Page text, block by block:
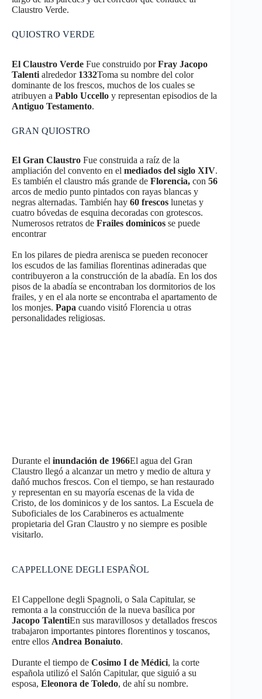
Claustro Verde.
QUIOSTRO VERDE
El Claustro Verde Fue construido porFray Jacopo
Talenti alrededor 1332Toma su nombre del color
dominante de los frescos, muchos de los cuales se
atribuyen a Pablo Uccello y representan episodios de la
Antiguo Testamento.
GRAN QUIOSTRO
El Gran Claustro Fue construida a raíz de la
ampliación del convento en el mediados del siglo XIV.
Es también el claustro más grande de Florencia, con 56
arcos de medio punto pintados con rayas blancas y
negras alternadas. También hay 60 frescos lunetas y
cuatro bóvedas de esquina decoradas con grotescos.
Numerosos retratos de Frailes dominicos se puede
encontrar
En los pilares de piedra arenisca se pueden reconocer
los escudos de las familias florentinas adineradas que
contribuyeron a la construcción de la abadía. En los dos
pisos de la abadía se encontraban los dormitorios de los
frailes, y en el ala norte se encontraba el apartamento de
los monjes. Papa cuando visitó Florencia u otras
personalidades religiosas.
Durante el inundación de 1966El agua del Gran
Claustro llegó a alcanzar un metro y medio de altura y
dañó muchos frescos. Con el tiempo, se han restaurado
y representan en su mayoría escenas de la vida de
Cristo, de los dominicos y de los santos. La Escuela de
Suboficiales de los Carabineros es actualmente
propietaria del Gran Claustro y no siempre es posible
visitarlo.
CAPPELLONE DEGLI ESPAÑOL
El Cappellone degli Spagnoli, o Sala Capitular, se
remonta a la construcción de la nueva basílica por
Jacopo TalentiEn sus maravillosos y detallados frescos
trabajaron importantes pintores florentinos y toscanos,
entre ellos Andrea Bonaiuto.
Durante el tiempo de Cosimo I de Médici, la corte
española utilizó el Salón Capitular, que siguió a su
esposa, Eleonora de Toledo, de ahí su nombre.